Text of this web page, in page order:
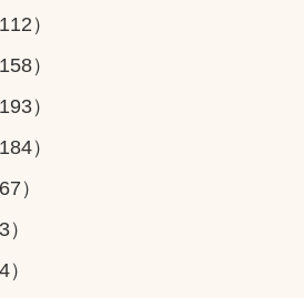
112）
158）
193）
184）
）
）
）